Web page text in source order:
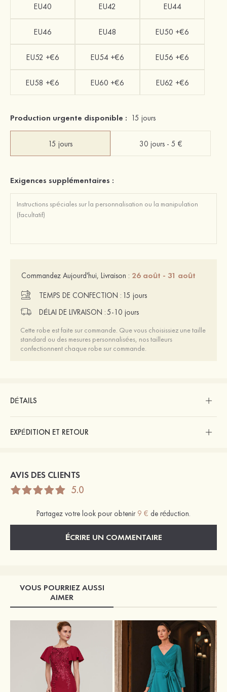
EU40 EU42 EU44
EU46 EU48 EU50 +€6
EU52 +€6 EU54 +€6 EU56 +€6
EU58 +€6 EU60 +€6 EU62 +€6
Production urgente disponible : 15 jours
15 jours 30 jours - 5 €
Exigences supplémentaires :
Commandez Aujourd'hui, Livraison : 26 août - 31 août
TEMPS DE CONFECTION : 15 jours
DÉLAI DE LIVRAISON :5-10 jours
Cette robe est faite sur commande. Que vous choisissiez une taille
standard ou des mesures personnalisées, nos tailleurs
confectionnent chaque robe sur commande.
DÉTAILS
EXPÉDITION ET RETOUR
AVIS DES CLIENTS
5.0
Partagez votre look pour obtenir 9 € de réduction.
ÉCRIRE UN COMMENTAIRE
VOUS POURRIEZ AUSSI
AIMER